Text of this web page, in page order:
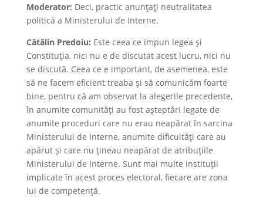
Moderator: Deci, practic anunțați neutralitatea
politică a Ministerului de Interne.
Cătălin Predoiu: Este ceea ce impun legea și
Constituția, nici nu e de discutat acest lucru, nici nu
se discută. Ceea ce e important, de asemenea, este
să ne facem eficient treaba și să comunicăm foarte
bine, pentru că am observat la alegerile precedente,
în anumite comunități au fost așteptări legate de
anumite proceduri care nu erau neapărat în sarcina
Ministerului de Interne, anumite dificultăți care au
apărut și care nu țineau neapărat de atribuțiile
Ministerului de Interne. Sunt mai multe instituții
implicate în acest proces electoral, fiecare are zona
lui de competență.